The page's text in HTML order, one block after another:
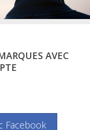
AVEC
Facebook